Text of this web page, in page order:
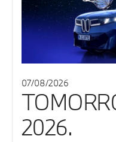
07/08/2026
2026.